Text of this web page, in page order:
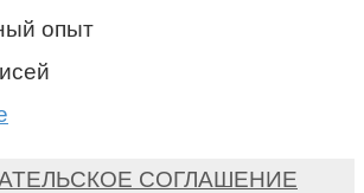
опыт
СОГЛАШЕНИЕ